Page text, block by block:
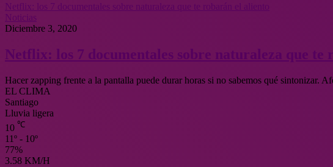
Netflix: los 7 documentales sobre naturaleza que te robarán el aliento
Noticias
Diciembre 3, 2020
Netflix: los 7 documentales sobre naturaleza que te
Hacer zapping frente a la pantalla puede durar horas si no sabemos qué sintonizar.
EL CLIMA
Santiago
Lluvia ligera
10 ℃
11º - 10º
77%
3.58 KM/H